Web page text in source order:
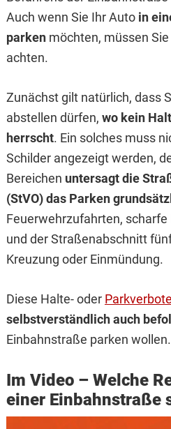
Auch wenn Sie Ihr Auto in
parkenmöchten, müssen Sie
achten.
Zunächst gilt natürlich, dass
abstellen dürfen, wo kein
herrscht. Ein solches muss
Schilder angezeigt werden,
Bereichen untersagt die
(StVO) das Parken
Feuerwehrzufahrten,
und der Straßenabschnitt
Kreuzung oder Einmündung.
Diese Halte- oder Parkverbote
selbstverständlich auch
Einbahnstraße parken wollen.
Im Video – Welche
einer Einbahnstraße